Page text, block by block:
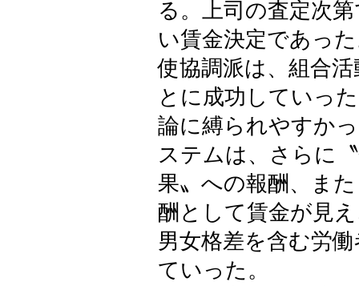
る。上司の査定次
い賃金決定であっ
使協調派は、組合
とに成功していっ
論に縛られやすか
ステムは、さらに
果〟への報酬、ま
酬として賃金が見
男女格差を含む労
ていった。